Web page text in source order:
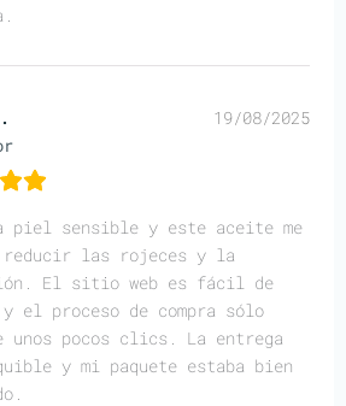
19/08/2025
piel sensible y este aceite me
reducir las rojeces y la
El sitio web es fácil de
y el proceso de compra sólo
unos pocos clics. La entrega
y mi paquete estaba bien